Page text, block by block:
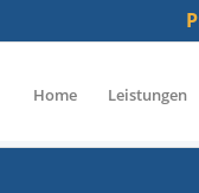
Home Leistungen